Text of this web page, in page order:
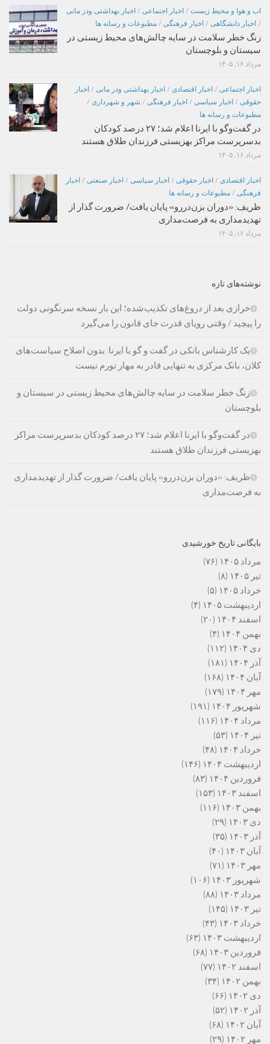
اب و هوا و محیط زیست / اخبار اجتماعی / اخبار بهداشتی ودر مانی
/ اخبار دانشگاهی / اخبار فرهنگی / مطبوعات و رسانه ها
زنگ خطر سلامت در سایه چالش‌های محیط زیستی در
سیستان و بلوچستان
مرداد ۱۶, ۱۴۰۵
اخبار اجتماعی / اخبار اقتصادی / اخبار بهداشتی ودر مانی / اخبار
حقوقی / اخبار سیاسی / اخبار فرهنگی / شهر و شهرداری /
مطبوعات و رسانه ها
در گفت‌وگو با ایرنا اعلام شد؛ ۲۷ درصد کودکان
بدسرپرست مراکز بهزیستی فرزندان طلاق هستند
مرداد ۱۶, ۱۴۰۵
اخبار اقتصادی / اخبار حقوقی / اخبار سیاسی / اخبار صنعتی / اخبار
فرهنگی / مطبوعات و رسانه ها
ظریف: «دوران بزن‌دررو» پایان یافت/ ضرورت گذار از
تهدیدمداری به فرصت‌مداری
مرداد ۱۶, ۱۴۰۵
نوشته‌های تازه
خرازی بعد از دروغ‌های تکذیب‌شده؛ این بار نسخه سرنگونی دولت
را پیچید / وقتی رویای قدرت جای قانون را می‌گیرد
یک کارشناس بانکی در گفت و گو با ایرنا: بدون اصلاح سیاست‌های
کلان، بانک مرکزی به تنهایی قادر به مهار تورم نیست
زنگ خطر سلامت در سایه چالش‌های محیط زیستی در سیستان و
بلوچستان
در گفت‌وگو با ایرنا اعلام شد؛ ۲۷ درصد کودکان بدسرپرست مراکز
بهزیستی فرزندان طلاق هستند
ظریف: «دوران بزن‌دررو» پایان یافت/ ضرورت گذار از تهدیدمداری
به فرصت‌مداری
بایگانی تاریخ خورشیدی
مرداد ۱۴۰۵
(۷۶)
تیر ۱۴۰۵
(۸)
خرداد ۱۴۰۵
(۵)
اردیبهشت ۱۴۰۵
(۴)
اسفند ۱۴۰۴
(۲۰)
بهمن ۱۴۰۴
(۴)
دی ۱۴۰۴
(۱۱۲)
آذر ۱۴۰۴
(۱۸۱)
آبان ۱۴۰۴
(۱۶۸)
مهر ۱۴۰۴
(۱۷۹)
شهریور ۱۴۰۴
(۱۹۱)
مرداد ۱۴۰۴
(۱۱۶)
تیر ۱۴۰۴
(۵۳)
خرداد ۱۴۰۴
(۴۸)
اردیبهشت ۱۴۰۴
(۱۴۶)
فروردین ۱۴۰۴
(۸۳)
اسفند ۱۴۰۳
(۱۵۳)
بهمن ۱۴۰۳
(۱۱۶)
دی ۱۴۰۳
(۲۹)
آذر ۱۴۰۳
(۳۵)
آبان ۱۴۰۳
(۴۰)
مهر ۱۴۰۳
(۷۱)
شهریور ۱۴۰۳
(۱۰۶)
مرداد ۱۴۰۳
(۸۸)
تیر ۱۴۰۳
(۱۴۵)
خرداد ۱۴۰۳
(۴۳)
اردیبهشت ۱۴۰۳
(۶۳)
فروردین ۱۴۰۳
(۶۸)
اسفند ۱۴۰۲
(۷۷)
بهمن ۱۴۰۲
(۳۴)
دی ۱۴۰۲
(۶۶)
آذر ۱۴۰۲
(۵۲)
آبان ۱۴۰۲
(۶۸)
مهر ۱۴۰۲
(۲۹)